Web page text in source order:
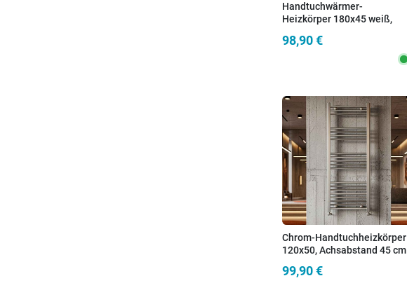
Handtuchwärmer-
Heizkörper 180x45 weiß,
98,90 €
Chrom-Handtuchheizkörper
120x50, Achsabstand 45 cm
99,90 €